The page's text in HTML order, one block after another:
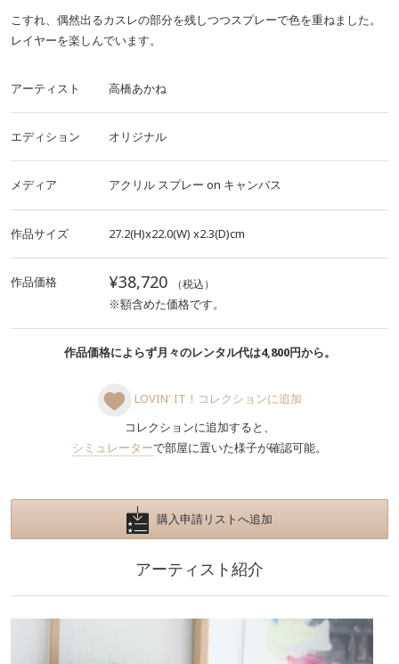
こすれ、偶然出るカスレの部分を残しつつスプレーで色を重ねました。
レイヤーを楽しんでいます。
アーティスト 高橋あかね
エディション オリジナル
メディア アクリル スプレー on キャンバス
作品サイズ 27.2(H)x22.0(W) x2.3(D)cm
作品価格 ¥38,720 （税込）
※額含めた価格です。
作品価格によらず月々のレンタル代は4,800円から。
LOVIN' IT！コレクションに追加
コレクションに追加すると、
シミュレーターで部屋に置いた様子が確認可能。
購入申請リストへ追加
アーティスト紹介